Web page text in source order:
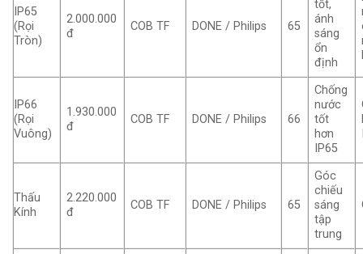
IP65
(Rọi
Tròn)
2.000.000
đ
COB TF DONE / Philips 65
tốt,
ánh
sáng
ổn
định
IP66
(Rọi
Vuông)
1.930.000
đ
COB TF DONE / Philips 66
Chống
nước
tốt
hơn
IP65
Thấu
Kính
2.220.000
đ
COB TF DONE / Philips 65
Góc
chiếu
sáng
tập
trung